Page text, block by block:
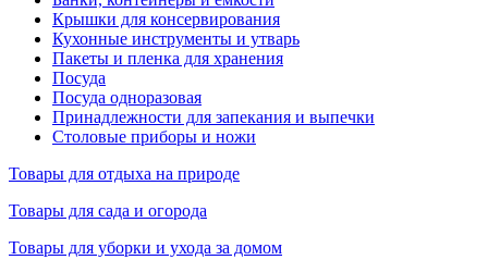
Крышки для консервирования
Кухонные инструменты и утварь
Пакеты и пленка для хранения
Посуда
Посуда одноразовая
Принадлежности для запекания и выпечки
Столовые приборы и ножи
Товары для отдыха на природе
Товары для сада и огорода
Товары для уборки и ухода за домом